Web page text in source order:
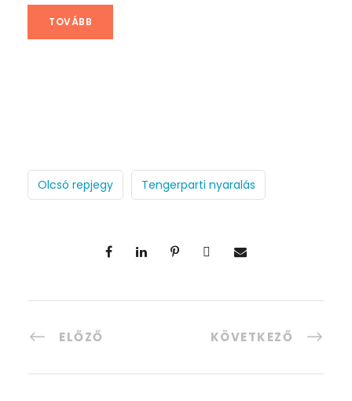
TOVÁBB
Olcsó repjegy Tengerparti nyaralás
ELŐZŐ KÖVETKEZŐ